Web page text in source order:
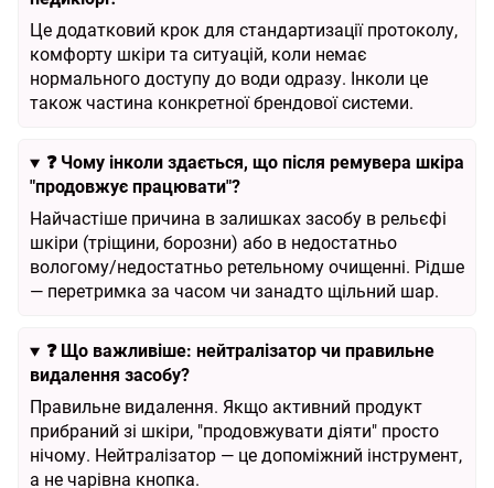
Це додатковий крок для стандартизації протоколу,
комфорту шкіри та ситуацій, коли немає
нормального доступу до води одразу. Інколи це
також частина конкретної брендової системи.
❓ Чому інколи здається, що після ремувера шкіра
"продовжує працювати"?
Найчастіше причина в залишках засобу в рельєфі
шкіри (тріщини, борозни) або в недостатньо
вологому/недостатньо ретельному очищенні. Рідше
— перетримка за часом чи занадто щільний шар.
❓ Що важливіше: нейтралізатор чи правильне
видалення засобу?
Правильне видалення. Якщо активний продукт
прибраний зі шкіри, "продовжувати діяти" просто
нічому. Нейтралізатор — це допоміжний інструмент,
а не чарівна кнопка.